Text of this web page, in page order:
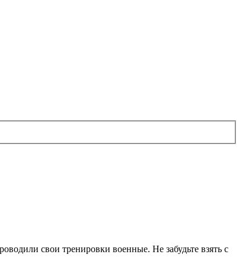
свои тренировки военные. Не забудьте взять с